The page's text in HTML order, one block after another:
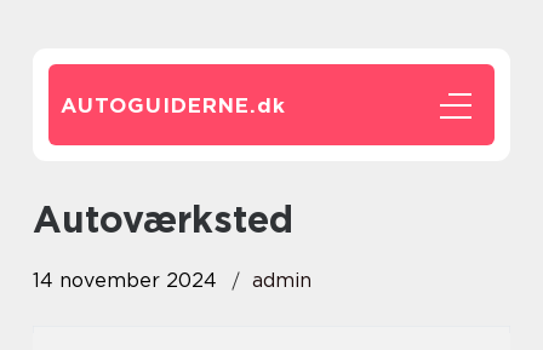
AUTOGUIDERNE.dk
autoværksted
14 november 2024 admin